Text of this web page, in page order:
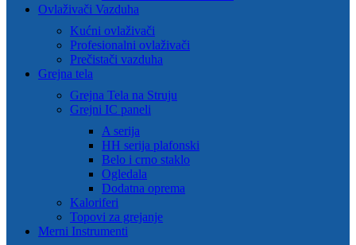
Ovlaživači Vazduha
Kućni ovlaživači
Profesionalni ovlaživači
Prečistači vazduha
Grejna tela
Grejna Tela na Struju
Grejni IC paneli
A serija
HH serija plafonski
Belo i crno staklo
Ogledala
Dodatna oprema
Kaloriferi
Topovi za grejanje
Merni Instrumenti